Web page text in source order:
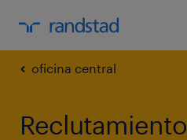
oficina central
Reclutamiento